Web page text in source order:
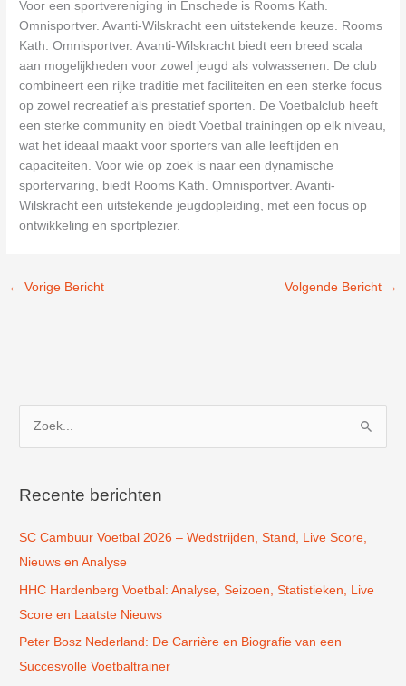
Voor een sportvereniging in Enschede is Rooms Kath.
Omnisportver. Avanti-Wilskracht een uitstekende keuze. Rooms
Kath. Omnisportver. Avanti-Wilskracht biedt een breed scala
aan mogelijkheden voor zowel jeugd als volwassenen. De club
combineert een rijke traditie met faciliteiten en een sterke focus
op zowel recreatief als prestatief sporten. De Voetbalclub heeft
een sterke community en biedt Voetbal trainingen op elk niveau,
wat het ideaal maakt voor sporters van alle leeftijden en
capaciteiten. Voor wie op zoek is naar een dynamische
sportervaring, biedt Rooms Kath. Omnisportver. Avanti-
Wilskracht een uitstekende jeugdopleiding, met een focus op
ontwikkeling en sportplezier.
← Vorige Bericht Volgende Bericht →
k
a
a
r
:
Recente berichten
SC Cambuur Voetbal 2026 – Wedstrijden, Stand, Live Score,
Nieuws en Analyse
HHC Hardenberg Voetbal: Analyse, Seizoen, Statistieken, Live
Score en Laatste Nieuws
Peter Bosz Nederland: De Carrière en Biografie van een
Succesvolle Voetbaltrainer